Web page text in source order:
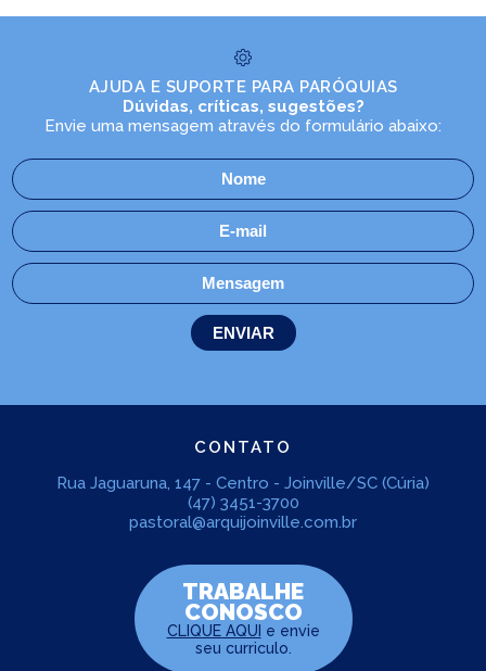
AJUDA E SUPORTE PARA PARÓQUIAS
Dúvidas, críticas, sugestões?
Envie uma mensagem através do formulário abaixo:
CONTATO
Rua Jaguaruna, 147 - Centro - Joinville/SC (Cúria)
(47) 3451-3700
pastoral@arquijoinville.com.br
TRABALHE
CONOSCO
CLIQUE AQUI e envie
seu curriculo.